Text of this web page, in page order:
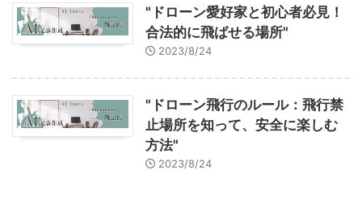
"ドローン愛好家と初心者必見！
合法的に飛ばせる場所"
2023/8/24
"ドローン飛行のルール：飛行禁
止場所を知って、安全に楽しむ
方法"
2023/8/24